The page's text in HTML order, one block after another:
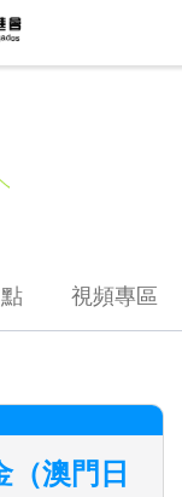
視頻專區
（澳門日